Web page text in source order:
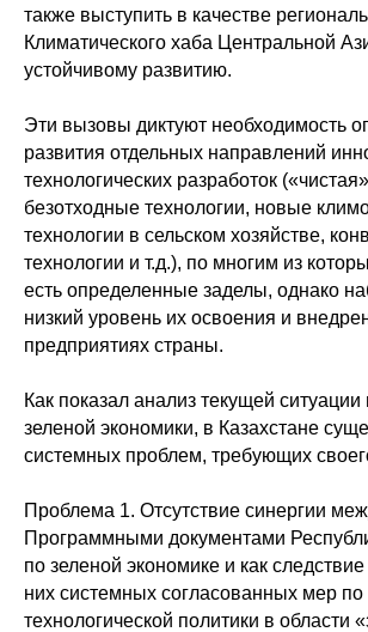
также выступить в качестве
Климатического хаба Центральной
устойчивому развитию.
Эти вызовы диктуют необходимость
развития отдельных направлений
технологических разработок
безотходные технологии, новые
технологии в сельском хозяйстве,
технологии и т.д.), по многим из
есть определенные заделы, однако
низкий уровень их освоения и
предприятиях страны.
Как показал анализ текущей ситуации
зеленой экономики, в Казахстане
системных проблем, требующих
Проблема 1. Отсутствие синергии
Программными документами
по зеленой экономике и как следствие
них системных согласованных мер
технологической политики в области